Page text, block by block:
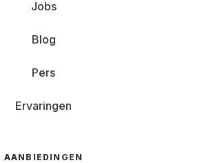
Jobs
Blog
Pers
Ervaringen
AANBIEDINGEN